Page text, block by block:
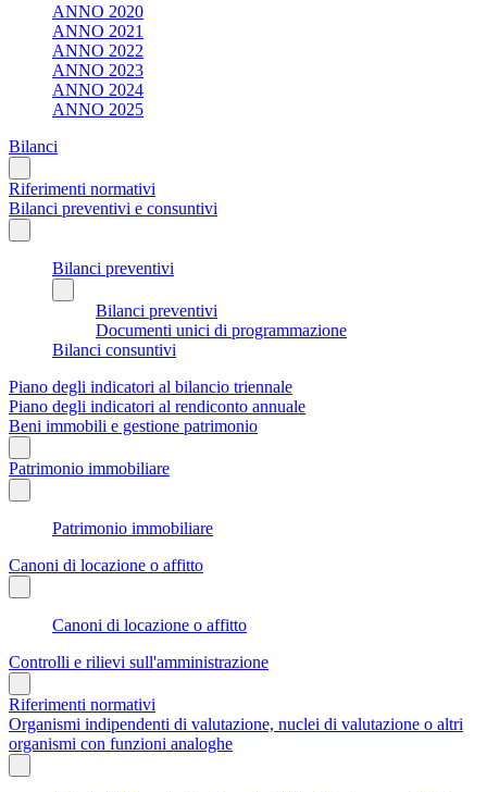
ANNO 2020
ANNO 2021
ANNO 2022
ANNO 2023
ANNO 2024
ANNO 2025
Bilanci
Riferimenti normativi
Bilanci preventivi e consuntivi
Bilanci preventivi
Bilanci preventivi
Documenti unici di programmazione
Bilanci consuntivi
Piano degli indicatori al bilancio triennale
Piano degli indicatori al rendiconto annuale
Beni immobili e gestione patrimonio
Patrimonio immobiliare
Patrimonio immobiliare
Canoni di locazione o affitto
Canoni di locazione o affitto
Controlli e rilievi sull'amministrazione
Riferimenti normativi
Organismi indipendenti di valutazione, nuclei di valutazione o altri
organismi con funzioni analoghe